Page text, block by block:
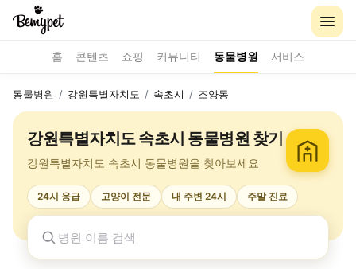
홈 콘텐츠 쇼핑 커뮤니티 동물병원 서비스
동물병원 / 강원특별자치도 / 속초시 / 조양동
강원특별자치도 속초시 동물병원 찾기
강원특별자치도 속초시 동물병원을 찾아보세요
24시 응급 고양이 전문 내 주변 24시 주말 진료